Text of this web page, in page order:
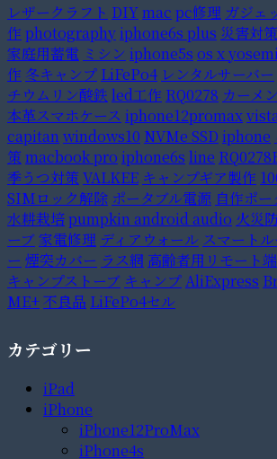
レザークラフト DIYmac pc修理 ガジェ
作 photography iphone6s plus 災害対策
家庭用蓄電 ミシン iphone5s os x
作 冬キャンプ LiFePo4 レンタルサーバー
チウムリン酸鉄 led工作 RQ0278 カーメ
本革スマホケース iphone12promax
capitan windows10 NVMe SSD iphone
策macbook pro iphone6s line
季うつ対策VALKEE キャンプギア製作
SIMロック解除 ポータブル電源 自作ポ
水耕栽培pumpkin android audio 火災
ーブ家電修理 ディアウォール スマート
ー 煙突カバー ラス網 高齢者用リモート
キャンプストーブ キャンプ AliExpress
ME+不良品 LiFePo4セル
カテゴリー
iPad
iPhone
iPhone12ProMax
iPhone4s